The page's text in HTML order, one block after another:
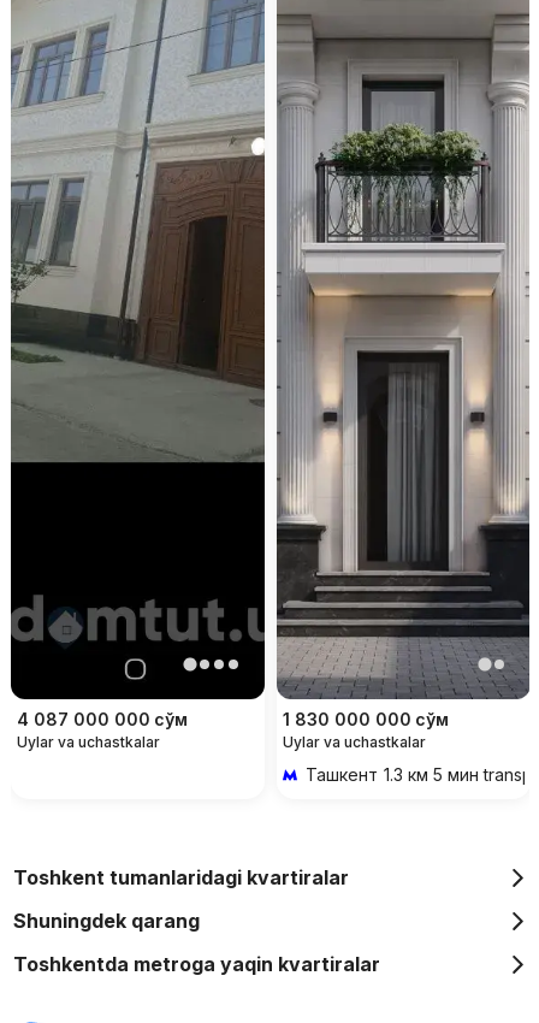
4 087 000 000 сўм
Uylar va uchastkalar
1 830 000 000 сўм
Uylar va uchastkalar
Ташкент 1.3 км 5 мин
Toshkent tumanlaridagi kvartiralar
Shuningdek qarang
Toshkentda metroga yaqin kvartiralar